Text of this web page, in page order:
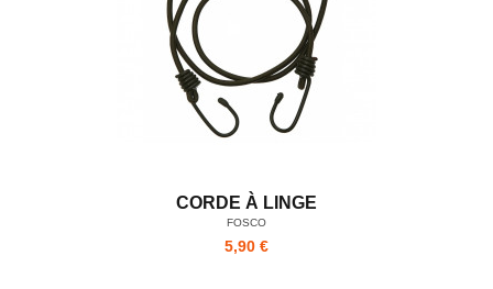
CORDE À LINGE
FOSCO
5,90 €